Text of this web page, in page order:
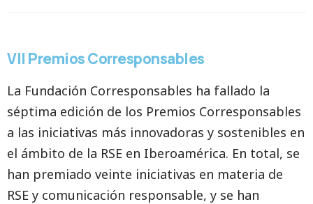
VII Premios Corresponsables
La Fundación Corresponsables ha fallado la
séptima edición de los Premios Corresponsables
a las iniciativas más innovadoras y sostenibles en
el ámbito de la RSE en Iberoamérica. En total, se
han premiado veinte iniciativas en materia de
RSE y comunicación responsable, y se han